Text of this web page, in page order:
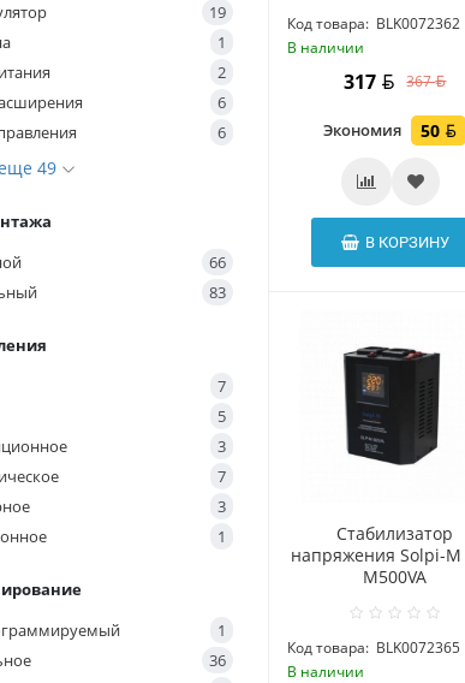
19
1
2
6
6
49
66
83
7
5
3
7
3
1
1
36
Код товара: BLK0072362
В наличии
317 367
Экономия 50
В КОРЗИНУ
Стабилизатор
напряжения Solpi-M
M500VA
Код товара: BLK0072365
В наличии